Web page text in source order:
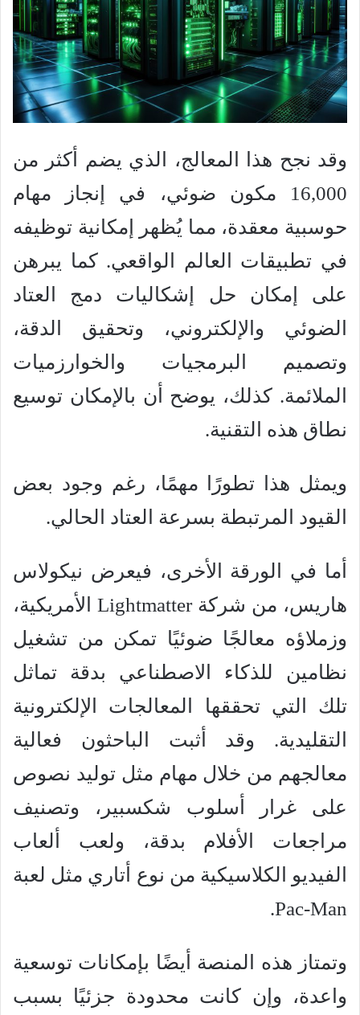
وقد نجح هذا المعالج، الذي يضم أكثر من
16,000 مكون ضوئي، في إنجاز مهام
حوسبية معقدة، مما يُظهر إمكانية توظيفه
في تطبيقات العالم الواقعي. كما يبرهن
على إمكان حل إشكاليات دمج العتاد
الضوئي والإلكتروني، وتحقيق الدقة،
وتصميم البرمجيات والخوارزميات
الملائمة. كذلك، يوضح أن بالإمكان توسيع
نطاق هذه التقنية.
ويمثل هذا تطورًا مهمًا، رغم وجود بعض
القيود المرتبطة بسرعة العتاد الحالي.
أما في الورقة الأخرى، فيعرض نيكولاس
هاريس، من شركة Lightmatter الأمريكية،
وزملاؤه معالجًا ضوئيًا تمكن من تشغيل
نظامين للذكاء الاصطناعي بدقة تماثل
تلك التي تحققها المعالجات الإلكترونية
التقليدية. وقد أثبت الباحثون فعالية
معالجهم من خلال مهام مثل توليد نصوص
على غرار أسلوب شكسبير، وتصنيف
مراجعات الأفلام بدقة، ولعب ألعاب
الفيديو الكلاسيكية من نوع أتاري مثل لعبة
Pac-Man.
وتمتاز هذه المنصة أيضًا بإمكانات توسعية
واعدة، وإن كانت محدودة جزئيًا بسبب